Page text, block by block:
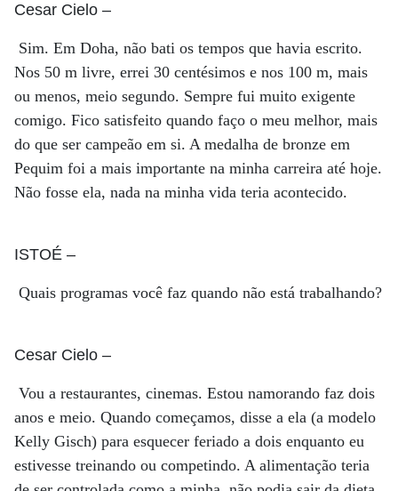
Cesar Cielo –
Sim. Em Doha, não bati os tempos que havia escrito.
Nos 50 m livre, errei 30 centésimos e nos 100 m, mais
ou menos, meio segundo. Sempre fui muito exigente
comigo. Fico satisfeito quando faço o meu melhor, mais
do que ser campeão em si. A medalha de bronze em
Pequim foi a mais importante na minha carreira até hoje.
Não fosse ela, nada na minha vida teria acontecido.
ISTOÉ –
Quais programas você faz quando não está trabalhando?
Cesar Cielo –
Vou a restaurantes, cinemas. Estou namorando faz dois
anos e meio. Quando começamos, disse a ela (a modelo
Kelly Gisch) para esquecer feriado a dois enquanto eu
estivesse treinando ou competindo. A alimentação teria